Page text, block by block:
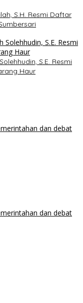
S.H. Resmi Daftar
S.E. Resmi
Haur